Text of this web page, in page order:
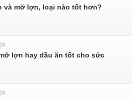
và mỡ lợn, loại nào tốt hơn?
lợn hay dầu ăn tốt cho sức